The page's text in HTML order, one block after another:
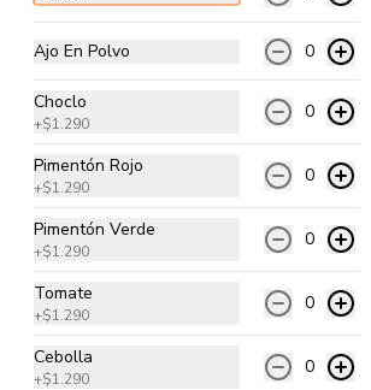
natural, queso
tomate cherry,
y orégano
Pebre
natural, queso
tomate, cebolla, ají
mix cilantro perejil y
Ajo En Polvo 0
Choclo
+$1.290
0
Pimentón Rojo
+$1.290
0
Pimentón Verde
+$1.290
0
Tomate
+$1.290
0
Cebolla
+$1.290
0